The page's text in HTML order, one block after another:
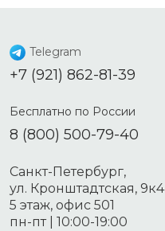
Telegram
+7 (921) 862-81-39
Бесплатно по России
8 (800) 500-79-40
Санкт-Петербург,
ул. Кронштадтская, 9к4
5 этаж, офис 501
пн-пт | 10:00-19:00